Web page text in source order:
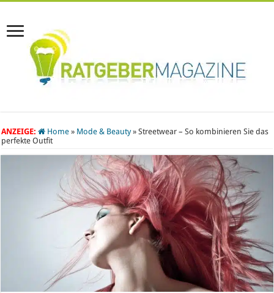
ANZEIGE: Home » Mode & Beauty » Streetwear – So kombinieren Sie das
perfekte Outfit